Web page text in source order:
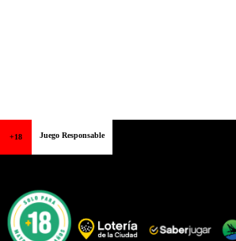
+18 Juego Responsable